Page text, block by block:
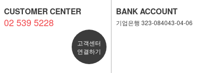
CUSTOMER CENTER
02 539 5228
고객센터
연결하기
BANK ACCOUNT
기업은행 323-084043-04-06